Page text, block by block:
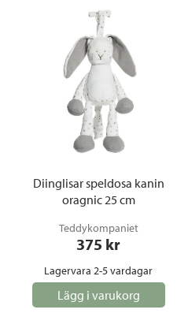
Diinglisar speldosa kanin
oragnic 25 cm
Teddykompaniet
375 kr
Lagervara 2-5 vardagar
Lägg i varukorg